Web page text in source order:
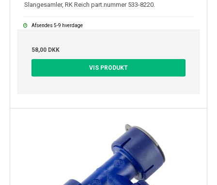
Slangesamler, RK Reich part.nummer 533-8220.
Afsendes 5-9 hverdage
58,00 DKK
VIS PRODUKT